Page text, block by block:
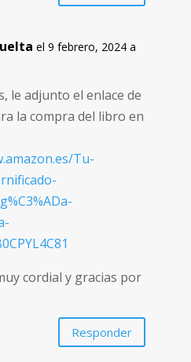
el 9 febrero, 2024 a
le adjunto el enlace de
la compra del libro en
Tu-
cordial y gracias por
Responder